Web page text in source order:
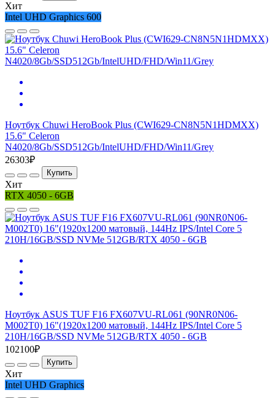
Хит
Intel UHD Graphics 600
Ноутбук Chuwi HeroBook Plus (CWI629-CN8N5N1HDMXX)
15.6" Celeron
N4020/8Gb/SSD512Gb/IntelUHD/FHD/Win11/Grey
26303₽
Купить
Хит
RTX 4050 - 6GB
Ноутбук ASUS TUF F16 FX607VU-RL061 (90NR0N06-
M002T0) 16"(1920x1200 матовый, 144Hz IPS/Intel Core 5
210H/16GB/SSD NVMe 512GB/RTX 4050 - 6GB
102100₽
Купить
Хит
Intel UHD Graphics